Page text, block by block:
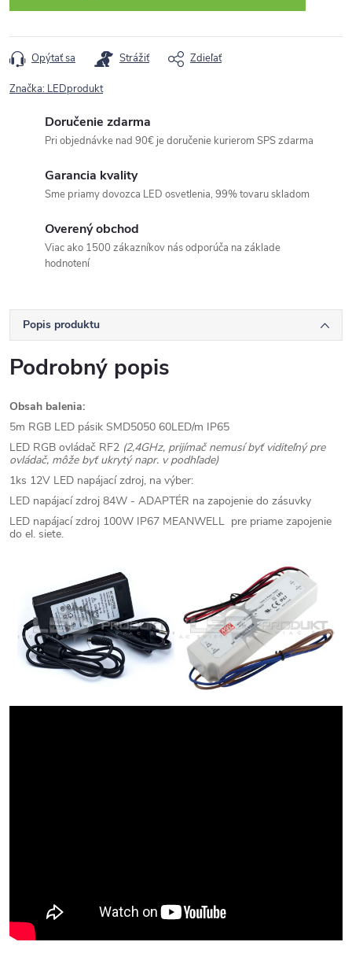
Opýtať sa Strážiť Zdieľať
Značka: LEDprodukt
Doručenie zdarma
Pri objednávke nad 90€ je doručenie kurierom SPS zdarma
Garancia kvality
Sme priamy dovozca LED osvetlenia, 99% tovaru skladom
Overený obchod
Viac ako 1500 zákazníkov nás odporúča na základe
hodnotení
Popis produktu
Podrobný popis
Obsah balenia:
5m RGB LED pásik SMD5050 60LED/m IP65
LED RGB ovládač RF2 (2,4GHz, prijímač nemusí byť viditeľný pre
ovládač, môže byť ukrytý napr. v podhľade)
1ks 12V LED napájací zdroj, na výber:
LED napájací zdroj 84W - ADAPTÉR na zapojenie do zásuvky
LED napájací zdroj 100W IP67 MEANWELL pre priame zapojenie
do el. siete.